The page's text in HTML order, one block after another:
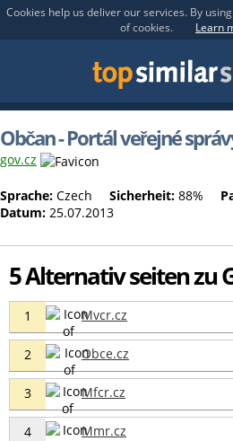
Cookies help us deliver our services. By
of cookies.
Learn
Občan - Portál veřejné
gov.cz
Sprache: Czech Sicherheit: 88%
Datum: 25.07.2013
5 Alternativ seiten zu
1 Mvcr.cz
2 Obce.cz
3 Mfcr.cz
4 Mmr.cz